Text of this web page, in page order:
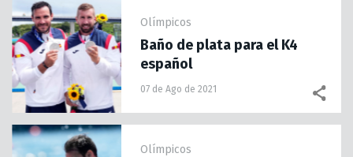
Olímpicos
Baño de plata para el K4
español
07 de Ago de 2021
Olímpicos